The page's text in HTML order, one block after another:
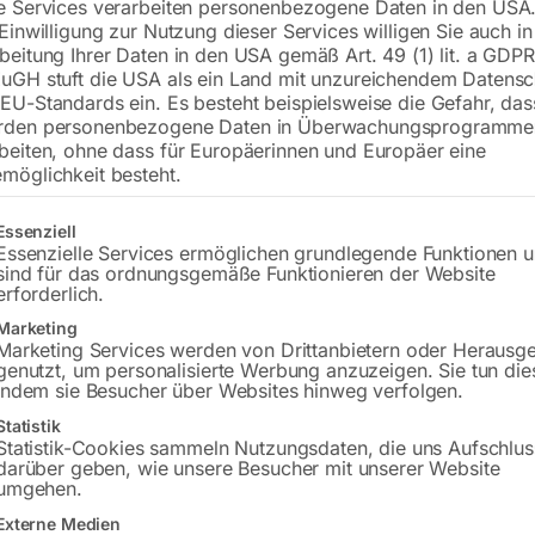
Benzin | Honda GX690
Tank 20 l | Laufzeit ca. 4 h @
Elektrostart
4.080,00
Lieferzeit:ca. 2 - 3 Tage
Bitte beachten Sie: Die Versandkosten
In den
Sie haben
Services verarbeiten personenbezogene Daten in den
zur Nutzung dieser Services willigen Sie auch
Ihrer Daten in den USA gemäß Art. 49 (1) lit. a
stuft die USA als ein Land mit unzureichendem
Standards ein. Es besteht beispielsweise die Gefahr,
personenbezogene Daten in
ohne dass für Europäerinnen und Europäer eine
besteht.
eine Liste der Service-Gruppen, für die eine Einwilligung erteilt
Services ermöglichen grundlegende Funktionen
für das ordnungsgemäße Funktionieren der Website
Services werden von Drittanbietern oder
um personalisierte Werbung anzuzeigen. Sie tun
sie Besucher über Websites hinweg verfolgen.
Cookies sammeln Nutzungsdaten, die uns
geben, wie unsere Besucher mit unserer Website
Medien